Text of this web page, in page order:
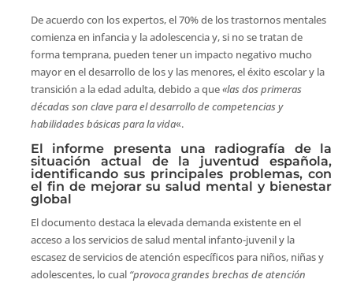
De acuerdo con los expertos, el 70% de los trastornos mentales
comienza en infancia y la adolescencia y, si no se tratan de
forma temprana, pueden tener un impacto negativo mucho
mayor en el desarrollo de los y las menores, el éxito escolar y la
transición a la edad adulta, debido a que«las dos primeras
décadas son clave para el desarrollo de competencias y
habilidades básicas para la vida«.
El informe presenta una radiografía de la
situación actual de la juventud española,
identificando sus principales problemas, con
el fin de mejorar su salud mental y bienestar
global
El documento destaca la elevada demanda existente en el
acceso a los servicios de salud mental infanto-juvenil y la
escasez de servicios de atención específicos para niños, niñas y
adolescentes, lo cual “provoca grandes brechas de atención